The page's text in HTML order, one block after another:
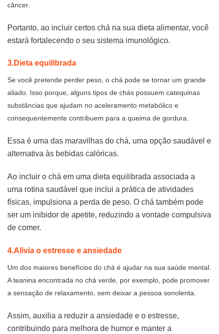
câncer.
Portanto, ao incluir certos chá na sua dieta alimentar, você
estará fortalecendo o seu sistema imunológico.
3.Dieta equilibrada
Se você pretende perder peso, o chá pode se tornar um grande
aliado. Isso porque, alguns tipos de chás possuem catequinas
substâncias que ajudam no aceleramento metabólico e
consequentemente contribuem para a queima de gordura.
Essa é uma das maravilhas do chá, uma opção saudável e
alternativa às bebidas calóricas.
Ao incluir o chá em uma dieta equilibrada associada a
uma rotina saudável que inclui a prática de atividades
físicas, impulsiona a perda de peso. O chá também pode
ser um inibidor de apetite, reduzindo a vontade compulsiva
de comer.
4.Alivia o estresse e ansiedade
Um dos maiores benefícios do chá é ajudar na sua saúde mental.
A teanina encontrada no chá verde, por exemplo, pode promover
a sensação de relaxamento, sem deixar a pessoa sonolenta.
Assim, auxilia a reduzir a ansiedade e o estresse,
contribuindo para melhora de humor e manter a